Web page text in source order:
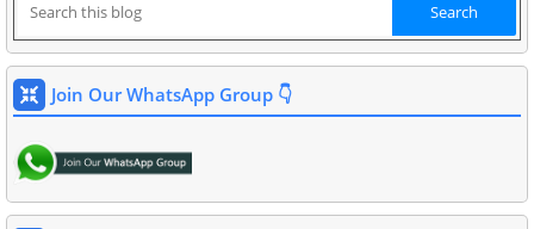
Join Our WhatsApp Group 👇